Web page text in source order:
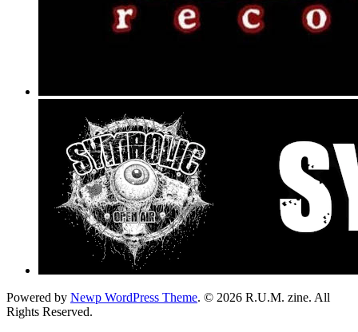
Powered by Newp WordPress Theme. © 2026 R.U.M. zine. All
Rights Reserved.